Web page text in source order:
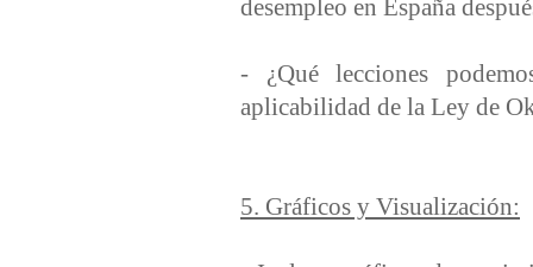
desempleo en España
- ¿Qué lecciones
aplicabilidad de la Ley de
5. Gráficos y Visualización: